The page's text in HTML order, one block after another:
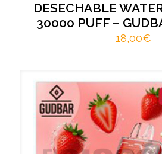
DESECHABLE
30000 PUFF –
18,00€